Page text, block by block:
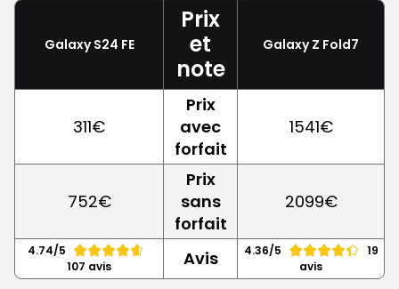
Galaxy S24 FE
Prix
et
note
Galaxy Z Fold7
311€
Prix
avec
forfait
1541€
752€
Prix
sans
forfait
2099€
4.74/5
107 avis
Avis 4.36/5
19
avis